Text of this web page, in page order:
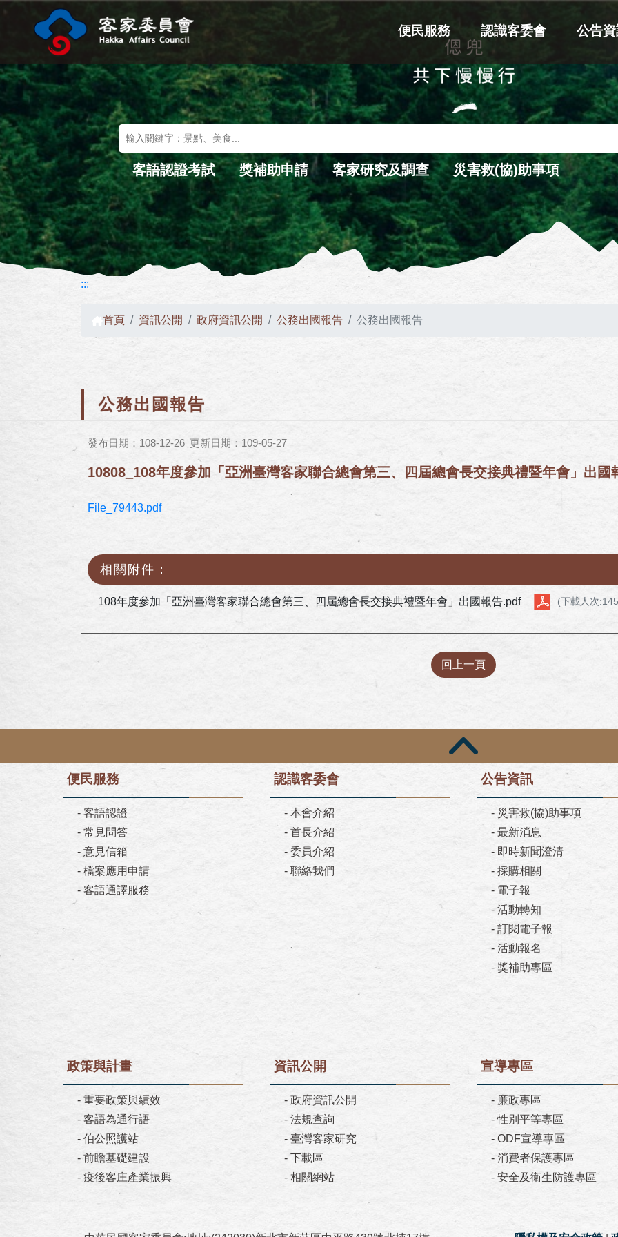
進入內容區塊
便民服務 認識客委會 公告
關鍵字搜尋
客語認證考試 獎補助申請 客家研究及調查 災害救(協)助事項
:::
首頁 資訊公開 政府資訊公開 公務出國報告 公務出國報告
公務出國報告
發布日期：108-12-26 更新日期：109-05-27
10808_108年度參加「亞洲臺灣客家聯合總會第三、四屆總會長交接典禮暨年會」出國
File_79443.pdf
相關附件：
108年度參加「亞洲臺灣客家聯合總會第三、四屆總會長交接典禮暨年會」出國報告.pdf (下載人次
回上一頁
便民服務
- 客語認證
- 常見問答
- 意見信箱
- 檔案應用申請
- 客語通譯服務
認識客委會
- 本會介紹
- 首長介紹
- 委員介紹
- 聯絡我們
公告資訊
- 災害救(協)助事項
- 最新消息
- 即時新聞澄清
- 採購相關
- 電子報
- 活動轉知
- 訂閱電子報
- 活動報名
- 獎補助專區
政策與計畫
- 重要政策與績效
- 客語為通行語
- 伯公照護站
-前瞻基礎建設
- 疫後客庄產業振興
資訊公開
- 政府資訊公開
- 法規查詢
- 臺灣客家研究
- 下載區
- 相關網站
宣導專區
- 廉政專區
-性別平等專區
- ODF宣導專區
- 消費者保護專區
- 安全及衛生防護專區